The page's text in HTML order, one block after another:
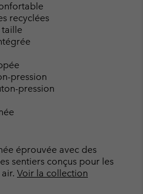
recyclées
pression
pression
éprouvée avec des
sentiers conçus pour les
Voir la collection